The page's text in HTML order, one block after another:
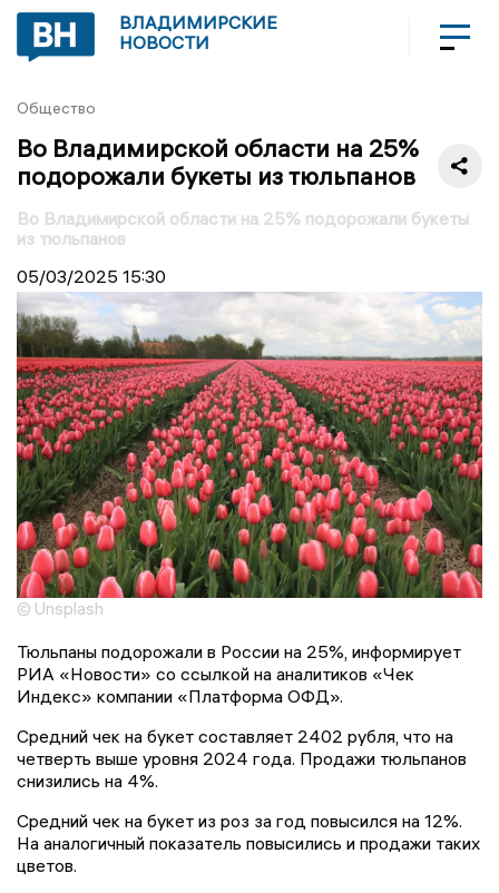
ВЛАДИМИРСКИЕ
НОВОСТИ
Общество
Во Владимирской области на 25%
подорожали букеты из тюльпанов
Во Владимирской области на 25% подорожали букеты
из тюльпанов
05/03/2025 15:30
© Unsplash
Тюльпаны подорожали в России на 25%, информирует
РИА «Новости» со ссылкой на аналитиков «Чек
Индекс» компании «Платформа ОФД».
Средний чек на букет составляет 2402 рубля, что на
четверть выше уровня 2024 года. Продажи тюльпанов
снизились на 4%.
Средний чек на букет из роз за год повысился на 12%.
На аналогичный показатель повысились и продажи таких
цветов.